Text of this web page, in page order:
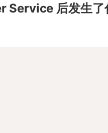
Service 后发生了